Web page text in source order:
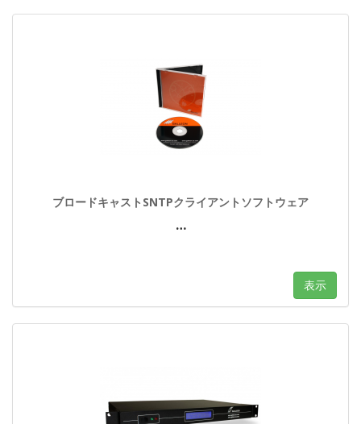
ブロードキャストSNTPクライアントソフトウェア
…
表示